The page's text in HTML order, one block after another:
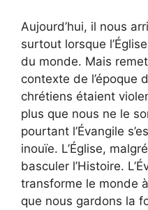
Aujourd’hui, il nous
surtout lorsque
du monde. Mais
contexte de l’époque
chrétiens étaient
plus que nous ne le
pourtant l’Évangile
inouïe. L’Église,
basculer l’Histoire.
transforme le monde
que nous gardons la